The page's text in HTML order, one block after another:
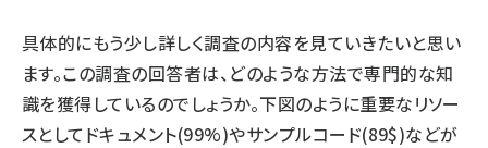
具体的にもう少し詳しく調査の内容を見ていきたいと思い
ます。この調査の回答者は、どのような方法で専門的な知
識を獲得しているのでしょうか。下図のように重要なリソー
スとしてドキュメント(99%)やサンプルコード(89$)などが